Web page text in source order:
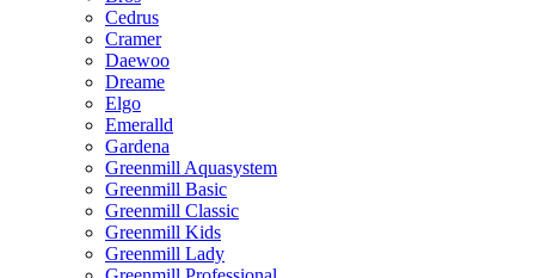
Cedrus
Cramer
Daewoo
Dreame
Elgo
Emeralld
Gardena
Greenmill Aquasystem
Greenmill Basic
Greenmill Classic
Greenmill Kids
Greenmill Lady